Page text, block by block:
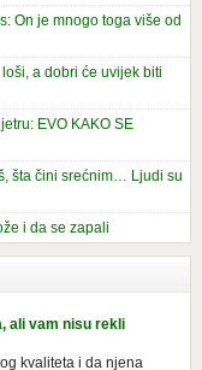
On je mnogo toga više od
a dobri će uvijek biti
EVO KAKO SE
šta čini srećnim… Ljudi su
i da se zapali
ali vam nisu rekli
kvaliteta i da njena